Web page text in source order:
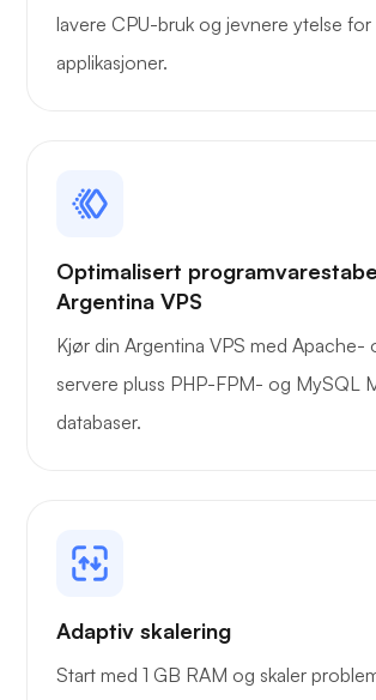
lavere CPU-bruk og jevnere ytelse for
applikasjoner.
Optimalisert
Argentina VPS
Kjør din Argentina VPS med Apache-
servere pluss PHP-FPM- og MySQL
databaser.
Adaptiv skalering
Start med 1 GB RAM og skaler